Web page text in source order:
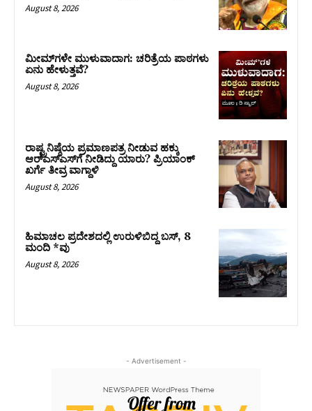
August 8, 2026
ಮೀಮ್‌ಗಳೇ ಮುಳುವಾದಾಗ: ಚರಿತ್ರೆಯ ಪಾಠಗಳು
ಏನು ಹೇಳುತ್ತವೆ?
August 8, 2026
ರಾಷ್ಟ್ರನಿಷ್ಠೆಯ ಪ್ರಮಾಣಪತ್ರ ನೀಡುವ ಹಕ್ಕು
ಆರ್‌ಎಸ್‌ಎಸ್‌ಗೆ ನೀಡಿದ್ದು ಯಾರು? ಪ್ರಿಯಾಂಕ್
ಖರ್ಗೆ ತೀವ್ರ ವಾಗ್ದಾಳಿ
August 8, 2026
ಹಿಮಾಚಲ ಪ್ರದೇಶದಲ್ಲಿ ಉರುಳಿಬಿದ್ದ ಬಸ್‌, 8
ಮಂದಿ *ವು
August 8, 2026
- Advertisement -